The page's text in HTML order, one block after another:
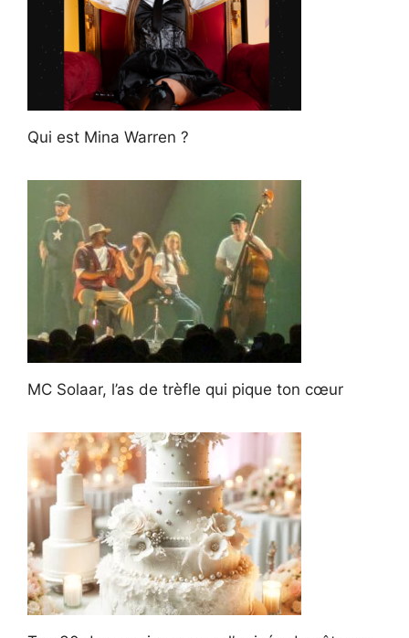
Qui est Mina Warren ?
MC Solaar, l’as de trèfle qui pique ton cœur